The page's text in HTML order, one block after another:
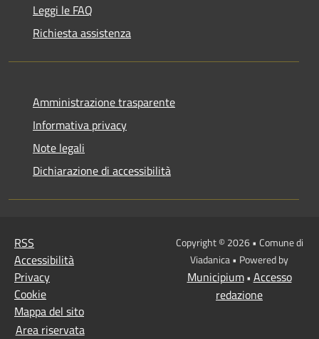
Leggi le FAQ
Richiesta assistenza
Amministrazione trasparente
Informativa privacy
Note legali
Dichiarazione di accessibilità
RSS
Accessibilità
Privacy
Cookie
Mappa del sito
Area riservata
Copyright © 2026 • Comune di
Viadanica • Powered by
Municipium• Accesso
redazione